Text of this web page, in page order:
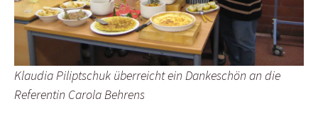
Klaudia Piliptschuk überreicht ein Dankeschön an die
Referentin Carola Behrens